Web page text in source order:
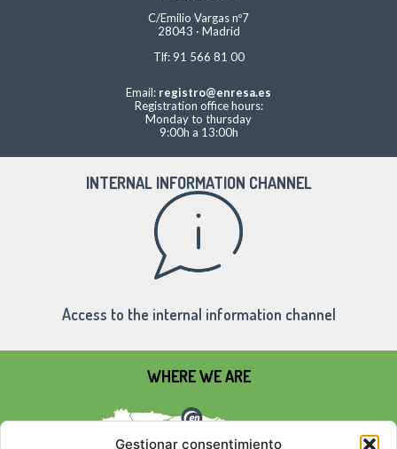
Gestionar consentimiento
C/Emilio Vargas nº7
28043 · Madrid
Tlf: 91 566 81 00
Email: registro@enresa.es
Registration office hours:
Monday to thursday
9:00h a 13:00h
INTERNAL INFORMATION CHANNEL
Access to the internal information channel
WHERE WE ARE